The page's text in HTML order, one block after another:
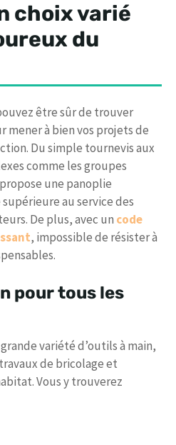
choix varié
du
être sûr de trouver
mener à bien vos projets de
Du simple tournevis aux
comme les groupes
une panoplie
au service des
De plus, avec un code
, impossible de résister à
pour tous les
variété d’outils à main,
de bricolage et
Vous y trouverez